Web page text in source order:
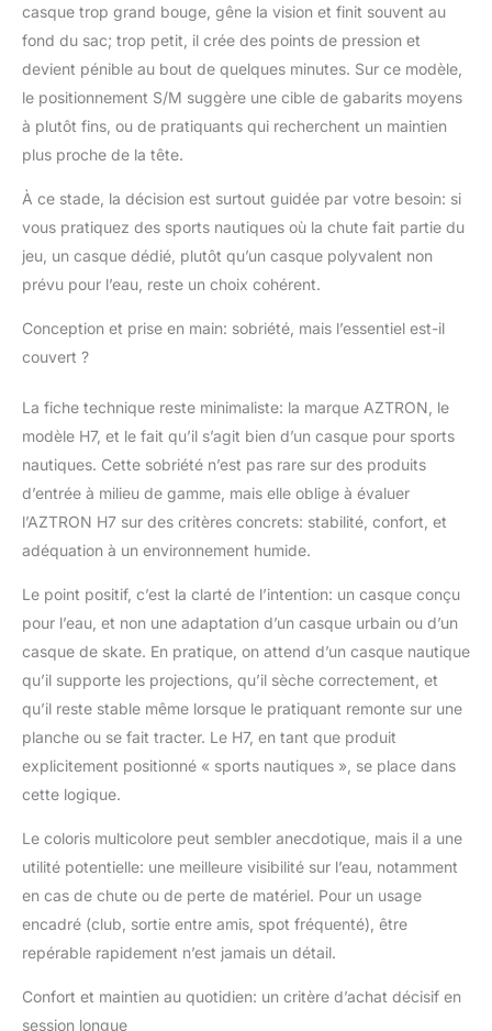
casque trop grand bouge, gêne la vision et finit souvent au
fond du sac; trop petit, il crée des points de pression et
devient pénible au bout de quelques minutes. Sur ce modèle,
le positionnement S/M suggère une cible de gabarits moyens
à plutôt fins, ou de pratiquants qui recherchent un maintien
plus proche de la tête.
À ce stade, la décision est surtout guidée par votre besoin: si
vous pratiquez des sports nautiques où la chute fait partie du
jeu, un casque dédié, plutôt qu’un casque polyvalent non
prévu pour l’eau, reste un choix cohérent.
Conception et prise en main: sobriété, mais l’essentiel est-il
couvert ?
La fiche technique reste minimaliste: la marque AZTRON, le
modèle H7, et le fait qu’il s’agit bien d’un casque pour sports
nautiques. Cette sobriété n’est pas rare sur des produits
d’entrée à milieu de gamme, mais elle oblige à évaluer
l’AZTRON H7 sur des critères concrets: stabilité, confort, et
adéquation à un environnement humide.
Le point positif, c’est la clarté de l’intention: un casque conçu
pour l’eau, et non une adaptation d’un casque urbain ou d’un
casque de skate. En pratique, on attend d’un casque nautique
qu’il supporte les projections, qu’il sèche correctement, et
qu’il reste stable même lorsque le pratiquant remonte sur une
planche ou se fait tracter. Le H7, en tant que produit
explicitement positionné « sports nautiques », se place dans
cette logique.
Le coloris multicolore peut sembler anecdotique, mais il a une
utilité potentielle: une meilleure visibilité sur l’eau, notamment
en cas de chute ou de perte de matériel. Pour un usage
encadré (club, sortie entre amis, spot fréquenté), être
repérable rapidement n’est jamais un détail.
Confort et maintien au quotidien: un critère d’achat décisif en
session longue